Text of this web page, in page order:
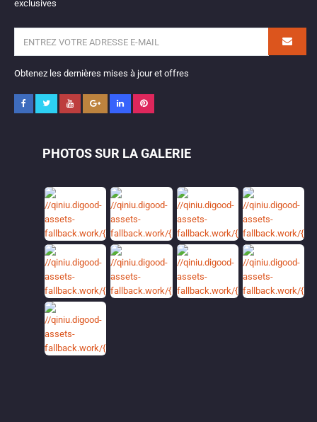
exclusives
Obtenez les dernières mises à jour et offres
PHOTOS SUR LA GALERIE